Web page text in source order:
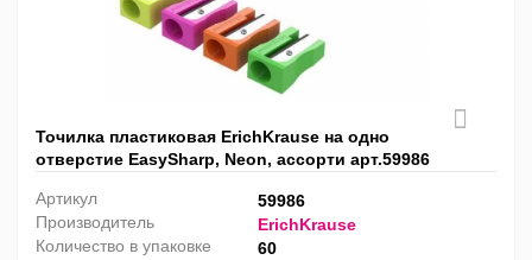
Точилка пластиковая ErichKrause на одно
отверстие EasySharp, Neon, ассорти арт.59986
Артикул
59986
Производитель
ErichKrause
Количество в упаковке
60